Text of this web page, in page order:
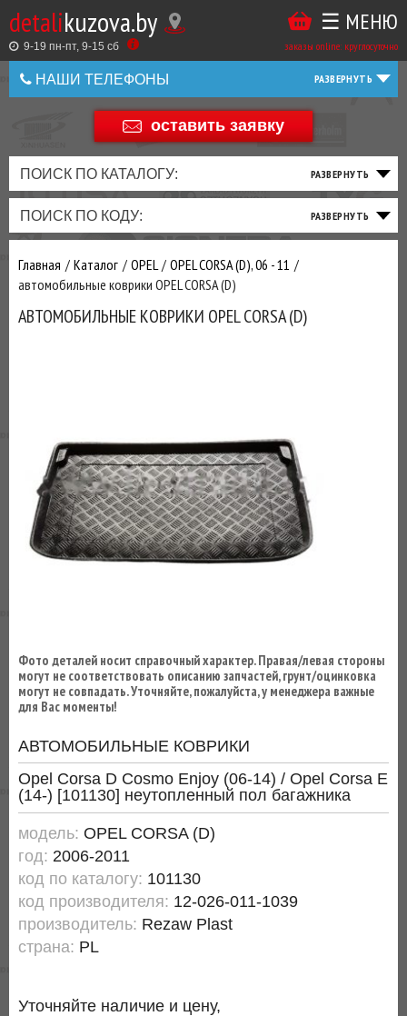
detalikuzova.by
9-19 пн-пт, 9-15 cб заказы online: круглосуточно
☰ МЕНЮ
НАШИ ТЕЛЕФОНЫ
+375 44 586 05 44
оставить заявку
ПОИСК ПО КАТАЛОГУ:
ПОИСК ПО КОДУ:
Главная Каталог OPEL
OPEL CORSA (D), 06 - 11
автомобильные коврики OPEL CORSA (D)
АВТОМОБИЛЬНЫЕ КОВРИКИ OPEL CORSA (D)
Фото деталей носит справочный характер. Правая/левая стороны
могут не соответствовать описанию запчастей, грунт/оцинковка
могут не совпадать. Уточняйте, пожалуйста, у менеджера важные
для Вас моменты!
АВТОМОБИЛЬНЫЕ КОВРИКИ
Opel Corsa D Cosmo Enjoy (06-14) / Opel Corsa E
(14-) [101130] неутопленный пол багажника
модель: OPEL CORSA (D)
год: 2006-2011
код по каталогу: 101130
код производителя: 12-026-011-1039
производитель: Rezaw Plast
страна: PL
Уточняйте наличие и цену,
Оставить
Оценить
товар
Купить
в
1
Беларусь
+375
+375
ТАКЖЕ
ВЫ
МОЖЕТЕ
У
ЗАКАЗАТЬ
ТО
ФИЛЬТРА
ТОРМОЗНАЯ
СИСТЕМА
ПОДВЕСКА
РУЛЕВОЕ
ТРАНСМИССИЯ
ПРИВОД
ДВИГАТЕЛЬ
ВЫХЛОП
ЭЛЕКТРИКА
ОСВЕЩЕНИЕ
ДОБАВИВ
МАСЛАИ ДРУГИЕ